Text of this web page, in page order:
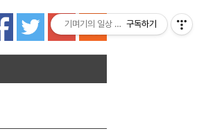
기며기의 일상 엿보기구독하기